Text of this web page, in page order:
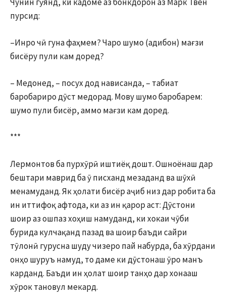
пурсид:
–Инро чӣ гуна фаҳмем? Чаро шумо (адибон) мағзи
бисёру пули кам доред?
– Медонед, – посух дод нависанда, – табиат
баробариро дӯст медорад. Мову шумо баробарем:
шумо пули бисёр, аммо мағзи кам доред.
***
Лермонтов ба пурхӯрӣ иштиёқ дошт. Ошноёнаш дар
бештари маврид ба ӯ писханд мезаданд ва шӯхӣ
менамуданд. Як ҳолати бисёр аҷиб низ дар робита ба
ин иттифоқ афтода, ки аз ин қарор аст: Дӯстони
шоир аз ошпаз хоҳиш намуданд, ки хокаи чӯби
бурида кулчақанд пазад ва шоир баъди сайри
тӯлонӣ гурусна шуду чизеро пай набурда, ба хӯрдани
онҳо шуруъ намуд, то даме ки дӯстонаш ӯро манъ
карданд. Баъди ин ҳолат шоир танҳо дар хонааш
хӯрок тановул мекард.